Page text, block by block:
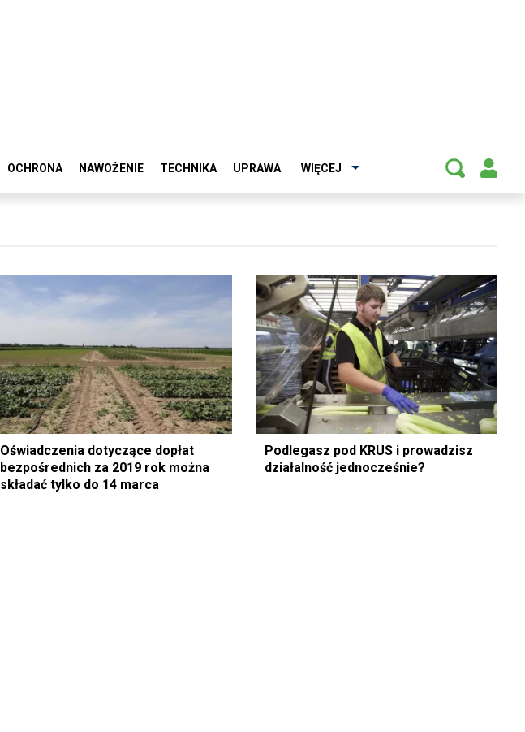
OCHRONA NAWOŻENIE TECHNIKA UPRAWA WIĘCEJ
Oświadczenia dotyczące dopłat
bezpośrednich za 2019 rok można
składać tylko do 14 marca
Podlegasz pod KRUS i prowadzisz
działalność jednocześnie?